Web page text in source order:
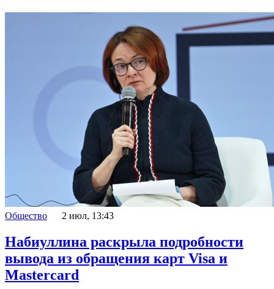
Общество 2 июл, 13:43
Набиуллина раскрыла подробности
вывода из обращения карт Visa и
Mastercard